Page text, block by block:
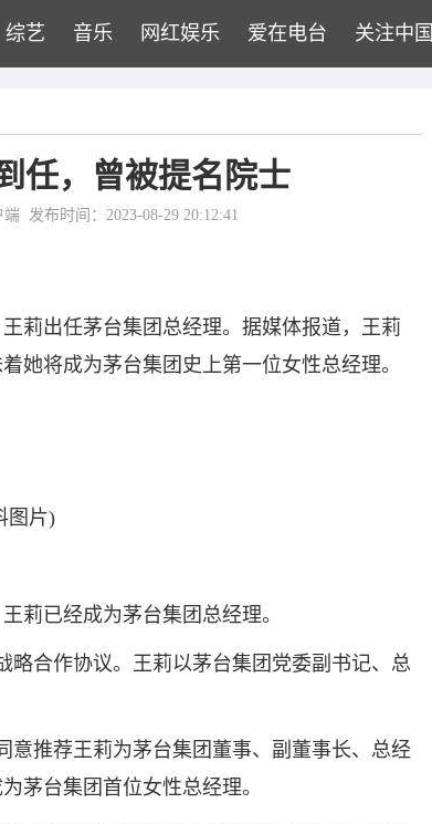
综艺 音乐 网红娱乐 爱在电台 关注中国
任，曾被提名院士
端 发布时间：2023-08-29 20:12:41
莉出任茅台集团总经理。据媒体报道，王莉
她将成为茅台集团史上第一位女性总经理。
图片)
莉已经成为茅台集团总经理。
略合作协议。王莉以茅台集团党委副书记、总
意推荐王莉为茅台集团董事、副董事长、总经
茅台集团首位女性总经理。